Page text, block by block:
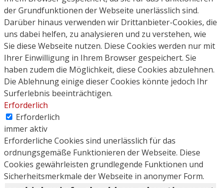
der Grundfunktionen der Webseite unerlässlich sind.
Darüber hinaus verwenden wir Drittanbieter-Cookies, die
uns dabei helfen, zu analysieren und zu verstehen, wie
Sie diese Webseite nutzen. Diese Cookies werden nur mit
Ihrer Einwilligung in Ihrem Browser gespeichert. Sie
haben zudem die Möglichkeit, diese Cookies abzulehnen.
Die Ablehnung einige dieser Cookies könnte jedoch Ihr
Surferlebnis beeinträchtigen.
Erforderlich
Erforderlich
immer aktiv
Erforderliche Cookies sind unerlässlich für das
ordnungsgemäße Funktionieren der Webseite. Diese
Cookies gewährleisten grundlegende Funktionen und
Sicherheitsmerkmale der Webseite in anonymer Form.